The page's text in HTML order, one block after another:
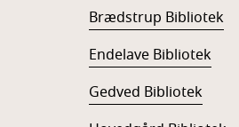
Brædstrup Bibliotek
Endelave Bibliotek
Gedved Bibliotek